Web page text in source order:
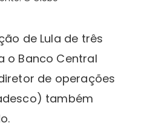
de Lula de três
o Banco Central
de operações
também